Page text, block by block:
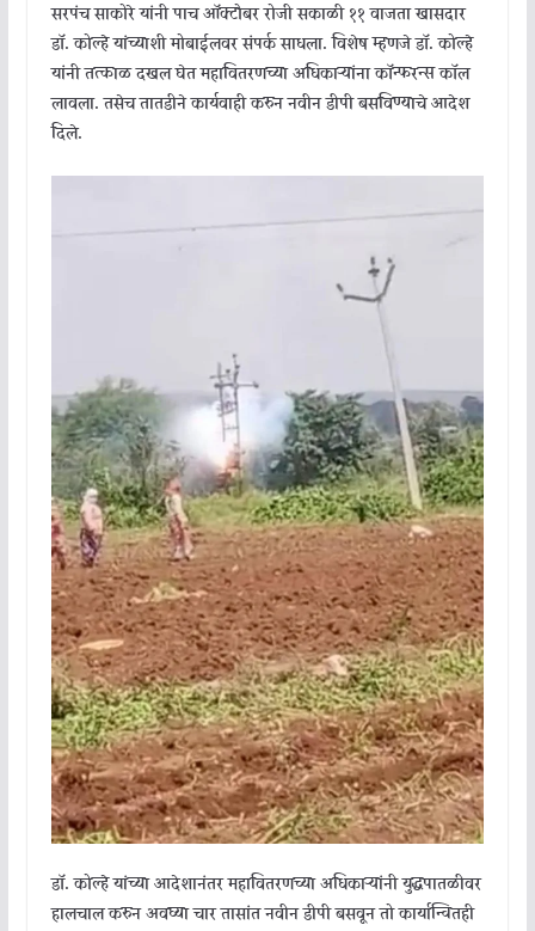
सरपंच साकोरे यांनी पाच ऑक्टोबर रोजी सकाळी ११ वाजता खासदार
डॉ. कोल्हे यांच्याशी मोबाईलवर संपर्क साधला. विशेष म्हणजे डॉ. कोल्हे
यांनी तत्काळ दखल घेत महावितरणच्या अधिकाऱ्यांना कॉन्फरन्स कॉल
लावला. तसेच तातडीने कार्यवाही करुन नवीन डीपी बसविण्याचे आदेश
दिले.
डॉ. कोल्हे यांच्या आदेशानंतर महावितरणच्या अधिकाऱ्यांनी युद्धपातळीवर
हालचाल करुन अवघ्या चार तासांत नवीन डीपी बसवून तो कार्यान्वितही